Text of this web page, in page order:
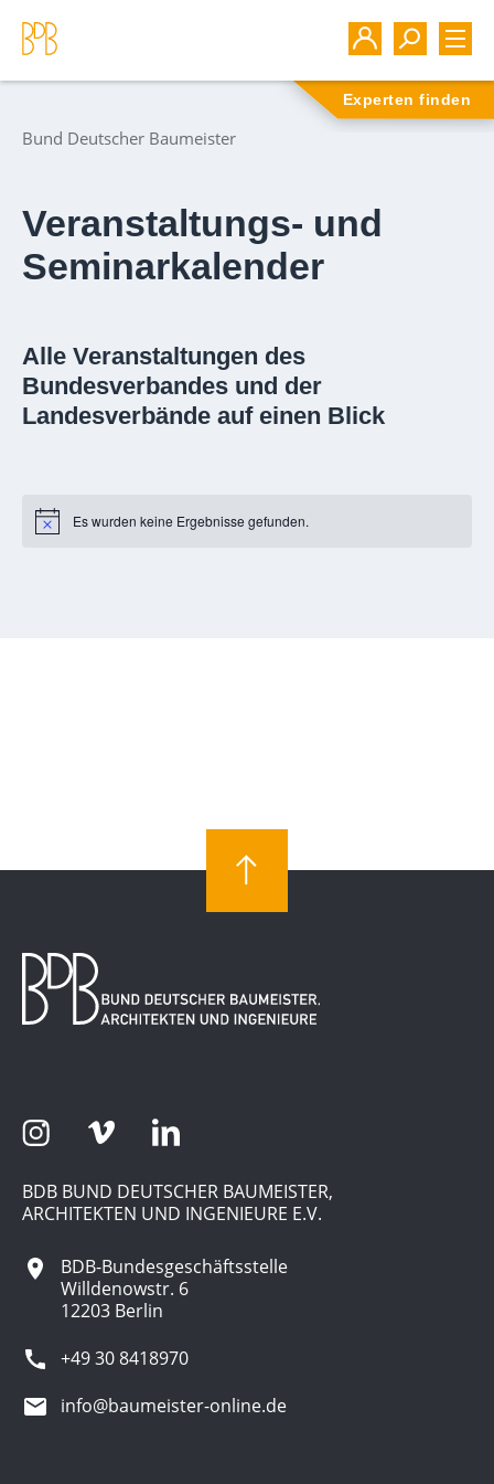
Experten finden
Bund Deutscher Baumeister
Veranstaltungs- und
Seminarkalender
Alle Veranstaltungen des
Bundesverbandes und der
Landesverbände auf einen Blick
Notice Es wurden keine Ergebnisse gefunden.
BDB BUND DEUTSCHER BAUMEISTER,
ARCHITEKTEN UND INGENIEURE E.V.
BDB-Bundesgeschäftsstelle
Willdenowstr. 6
12203 Berlin
+49 30 8418970
info@baumeister-online.de